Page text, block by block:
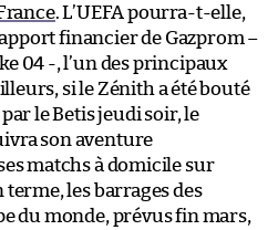
. L’UEFA pourra-t-elle,
financier de Gazprom –
04 -, l’un des principaux
si le Zénith a été bouté
le Betis jeudi soir, le
son aventure
matchs à domicile sur
les barrages des
du monde, prévus fin mars,